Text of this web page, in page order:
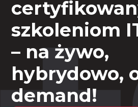
szkoleniom
– na żywo,
hybrydowo,
demand!